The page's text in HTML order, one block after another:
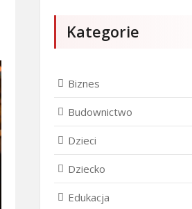
Kategorie
Biznes
Budownictwo
Dzieci
Dziecko
Edukacja